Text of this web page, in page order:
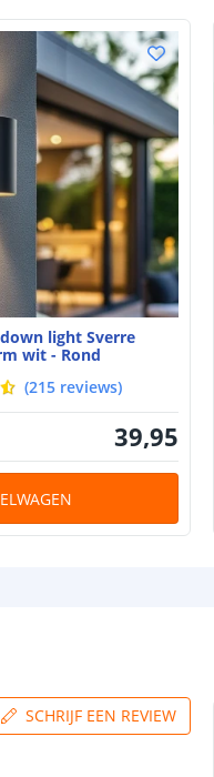
light Sverre
wit - Rond
(215 reviews)
39,95
SCHRIJF EEN REVIEW